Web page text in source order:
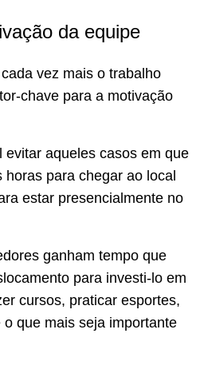
da equipe
vez mais o trabalho
chave para a motivação
evitar aqueles casos em que
para chegar ao local
estar presencialmente no
ganham tempo que
para investi-lo em
cursos, praticar esportes,
que mais seja importante